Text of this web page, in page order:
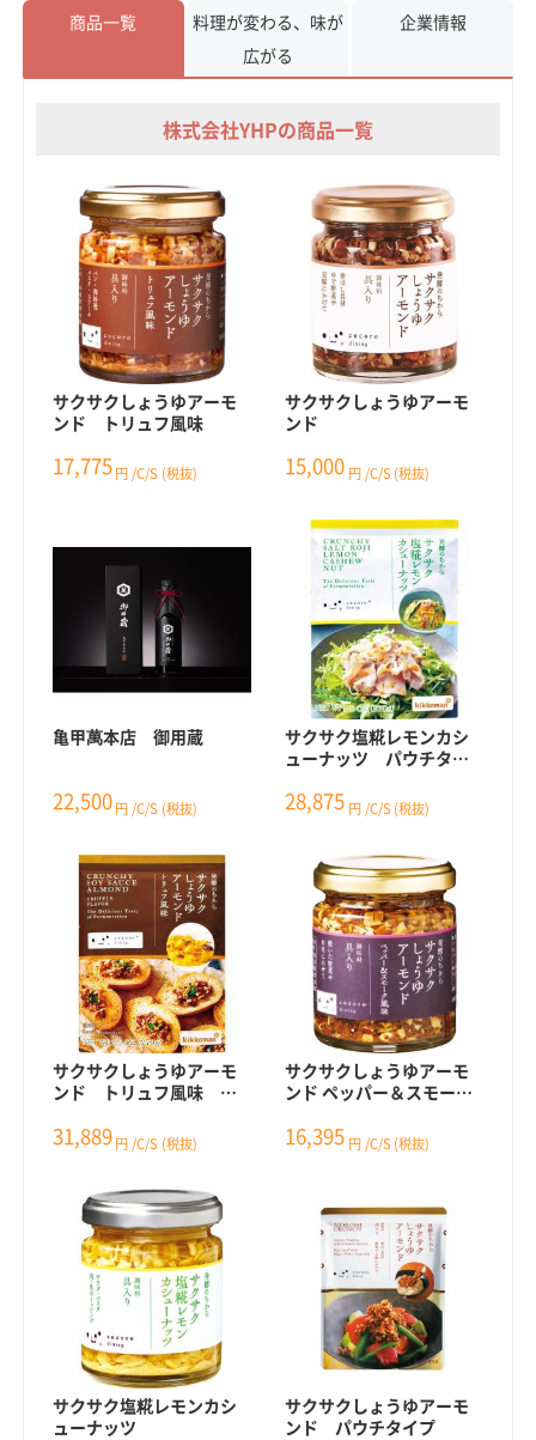
商品一覧
料理が変わる、味が
広がる
企業情報
株式会社YHPの商品一覧
サクサクしょうゆアーモ
ンド トリュフ風味
17,775 円 /C/S (税抜)
サクサクしょうゆアーモ
ンド
15,000 円 /C/S (税抜)
亀甲萬本店 御用蔵
22,500 円 /C/S (税抜)
サクサク塩糀レモンカシ
ューナッツ パウチタイ
28,875 円 /C/S (税抜)
サクサクしょうゆアーモ
ンド トリュフ風味 パ
31,889 円 /C/S (税抜)
サクサクしょうゆアーモ
ンド ペッパー＆スモーク
16,395 円 /C/S (税抜)
サクサク塩糀レモンカシ
ューナッツ
サクサクしょうゆアーモ
ンド パウチタイプ